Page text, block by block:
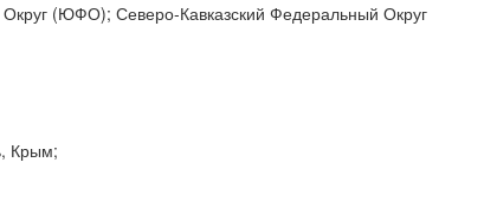
(ЮФО); Северо-Кавказский Федеральный Округ
Крым;